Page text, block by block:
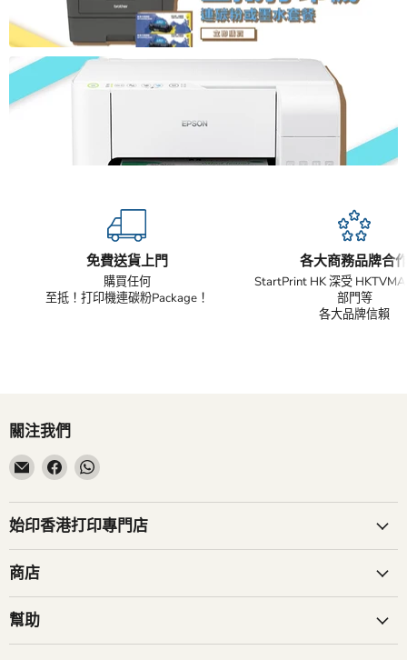
免費送貨上門
購買任何
至抵！打印機連碳粉Package！
各大商務品牌合
StartPrint HK 深受
部門等
各大品牌信賴
關注我們
在
子
郵
找
到
們
在
Facebook
找
到
在
找
到
始印香港打印專門店
商店
幫助